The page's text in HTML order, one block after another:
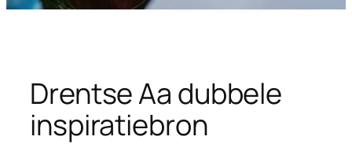
Drentse Aa dubbele
inspiratiebron